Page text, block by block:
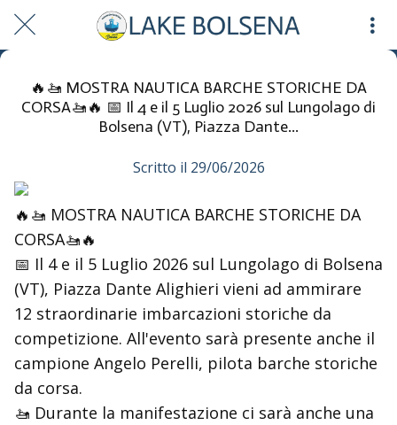
🔥🚤 MOSTRA NAUTICA BARCHE STORICHE DA
CORSA🚤🔥 📅 Il 4 e il 5 Luglio 2026 sul Lungolago di
Bolsena (VT), Piazza Dante...
Scritto il 29/06/2026
🔥🚤 MOSTRA NAUTICA BARCHE STORICHE DA
CORSA🚤🔥
📅 Il 4 e il 5 Luglio 2026 sul Lungolago di Bolsena
(VT), Piazza Dante Alighieri vieni ad ammirare
12 straordinarie imbarcazioni storiche da
competizione. All'evento sarà presente anche il
campione Angelo Perelli, pilota barche storiche
da corsa.
🚤 Durante la manifestazione ci sarà anche una